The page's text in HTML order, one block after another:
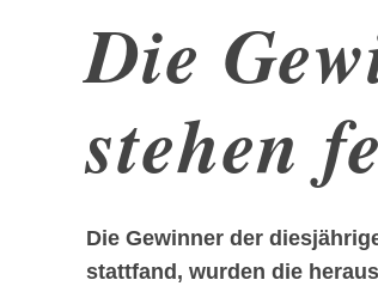
Die
stehen
Die Gewinner der
stattfand, wurden die